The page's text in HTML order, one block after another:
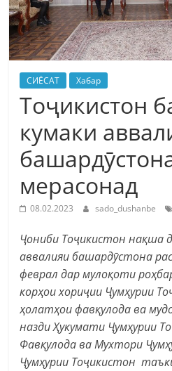
СИЁСАТ Хабар
Тоҷикистон
кумаки
мерасонад
08.02.2023 sado_dushanbe
Ҷониби Тоҷикистон нақша
аввалияи башардӯстона
феврал дар мулоқоти
корҳои хориҷии Ҷумҳурии
ҳолатҳои фавқулода ва
назди Ҳукумати Ҷумҳурии
Фавқулода ва Мухтори
Ҷумҳурии Тоҷикистон